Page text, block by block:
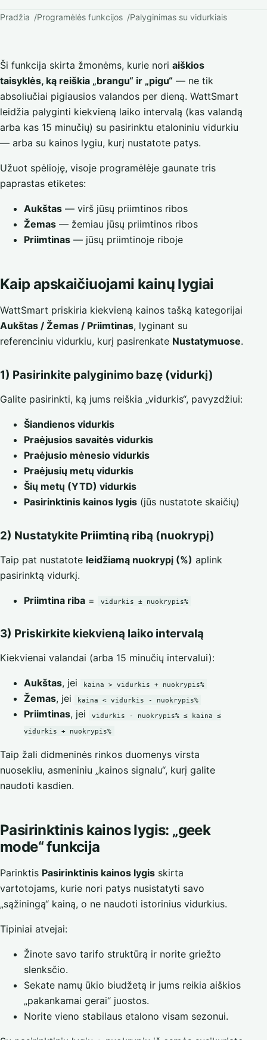
Pradžia Programėlės funkcijos Palyginimas su vidurkiais
Ši funkcija skirta žmonėms, kurie nori aiškios
taisyklės, ką reiškia „brangu“ ir „pigu“ — ne tik
absoliučiai pigiausios valandos per dieną. WattSmart
leidžia palyginti kiekvieną laiko intervalą (kas valandą
arba kas 15 minučių) su pasirinktu etaloniniu vidurkiu
— arba su kainos lygiu, kurį nustatote patys.
Užuot spėlioję, visoje programėlėje gaunate tris
paprastas etiketes:
Aukštas — virš jūsų priimtinos ribos
Žemas — žemiau jūsų priimtinos ribos
Priimtinas — jūsų priimtinoje riboje
Kaip apskaičiuojami kainų lygiai
WattSmart priskiria kiekvieną kainos tašką kategorijai
Aukštas / Žemas / Priimtinas, lyginant su
referenciniu vidurkiu, kurį pasirenkate Nustatymuose.
1) Pasirinkite palyginimo bazę (vidurkį)
Galite pasirinkti, ką jums reiškia „vidurkis“, pavyzdžiui:
Šiandienos vidurkis
Praėjusios savaitės vidurkis
Praėjusio mėnesio vidurkis
Praėjusių metų vidurkis
Šių metų (YTD) vidurkis
Pasirinktinis kainos lygis (jūs nustatote skaičių)
2) Nustatykite Priimtiną ribą (nuokrypį)
Taip pat nustatote leidžiamą nuokrypį (%) aplink
pasirinktą vidurkį.
Priimtina riba = vidurkis ± nuokrypis%
3) Priskirkite kiekvieną laiko intervalą
Kiekvienai valandai (arba 15 minučių intervalui):
Aukštas, jei kaina > vidurkis + nuokrypis%
Žemas, jei kaina < vidurkis - nuokrypis%
Priimtinas, jei
vidurkis - nuokrypis% ≤ kaina ≤
vidurkis + nuokrypis%
Taip žali didmeninės rinkos duomenys virsta
nuosekliu, asmeniniu „kainos signalu“, kurį galite
naudoti kasdien.
Pasirinktinis kainos lygis: „geek
mode“ funkcija
Parinktis Pasirinktinis kainos lygis skirta
vartotojams, kurie nori patys nusistatyti savo
„sąžiningą“ kainą, o ne naudoti istorinius vidurkius.
Tipiniai atvejai:
Žinote savo tarifo struktūrą ir norite griežto
slenksčio.
Sekate namų ūkio biudžetą ir jums reikia aiškios
„pakankamai gerai“ juostos.
Norite vieno stabilaus etalono visam sezonui.